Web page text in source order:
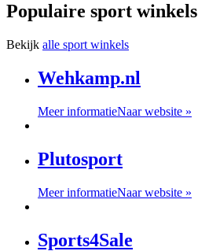
Populaire sport winkels
Bekijk alle sport winkels
Wehkamp.nl
Meer informatieNaar website »
Plutosport
Meer informatieNaar website »
Sports4Sale